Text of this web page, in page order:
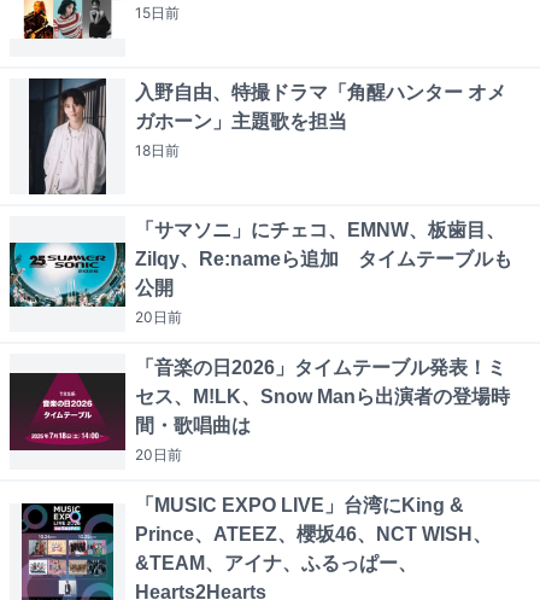
15日前
入野自由、特撮ドラマ「角醒ハンター オメ
ガホーン」主題歌を担当
18日前
「サマソニ」にチェコ、EMNW、板歯目、
Zilqy、Re:nameら追加 タイムテーブルも
公開
20日前
「音楽の日2026」タイムテーブル発表！ミ
セス、M!LK、Snow Manら出演者の登場時
間・歌唱曲は
20日前
「MUSIC EXPO LIVE」台湾にKing &
Prince、ATEEZ、櫻坂46、NCT WISH、
&TEAM、アイナ、ふるっぱー、
Hearts2Hearts